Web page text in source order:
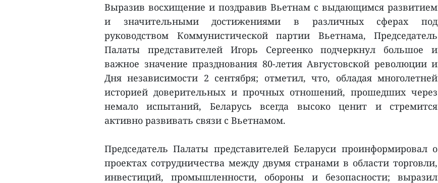
Выразив восхищение и поздравив Вьетнам с выдающимся развитием
и значительными достижениями в различных сферах под
руководством Коммунистической партии Вьетнама, Председатель
Палаты представителей Игорь Сергеенко подчеркнул большое и
важное значение празднования 80-летия Августовской революции и
Дня независимости 2 сентября; отметил, что, обладая многолетней
историей доверительных и прочных отношений, прошедших через
немало испытаний, Беларусь всегда высоко ценит и стремится
активно развивать связи с Вьетнамом.
Председатель Палаты представителей Беларуси проинформировал о
проектах сотрудничества между двумя странами в области торговли,
инвестиций, промышленности, обороны и безопасности; выразил